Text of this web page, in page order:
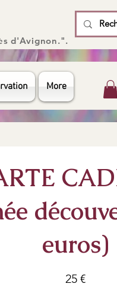
d'Avignon.".
More
euros)
25 €